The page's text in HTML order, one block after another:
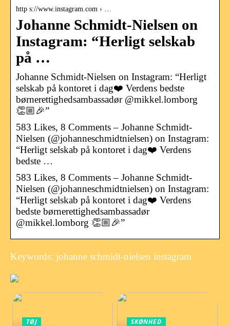
http s://www.instagram.com › …
Johanne Schmidt-Nielsen on
Instagram: “Herligt selskab
på …
Johanne Schmidt-Nielsen on Instagram: “Herligt
selskab på kontoret i dag❤️ Verdens bedste
børnerettighedsambassadør @mikkel.lomborg
👏🏼🎉”
583 Likes, 8 Comments – Johanne Schmidt-
Nielsen (@johanneschmidtnielsen) on Instagram:
“Herligt selskab på kontoret i dag❤️ Verdens
bedste …
583 Likes, 8 Comments – Johanne Schmidt-
Nielsen (@johanneschmidtnielsen) on Instagram:
“Herligt selskab på kontoret i dag❤️ Verdens
bedste børnerettighedsambassadør
@mikkel.lomborg 👏🏼🎉”
Keywords: johanne schmidt-nielsen instagram
TØJ SKØNHED